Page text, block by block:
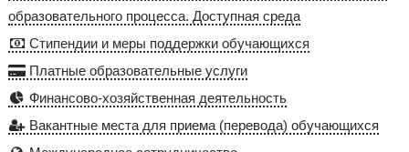
образовательного процесса. Доступная среда
Стипендии и меры поддержки обучающихся
Платные образовательные услуги
Финансово-хозяйственная деятельность
Вакантные места для приема (перевода) обучающихся